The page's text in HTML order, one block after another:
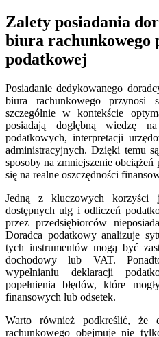
Zalety posiadania
biura
podatkowej
Posiadanie dedykowanego
biura rachunkowego przynosi
szczególnie w kontekście
posiadają dogłębną wiedzę
podatkowych, interpretacji
administracyjnych. Dzięki temu
sposoby na zmniejszenie
się na realne oszczędności
Jedną z kluczowych korzyści
dostępnych ulg i odliczeń
przez przedsiębiorców
Doradca podatkowy analizuje
tych instrumentów mogą być
dochodowy lub VAT.
wypełnianiu deklaracji
popełnienia błędów, które
finansowych lub odsetek.
Warto również podkreślić, że
rachunkowego obejmuje nie